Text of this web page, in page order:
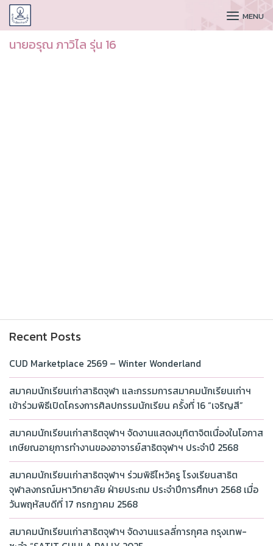
CUDAA MENU
นายอรุณ ภาวิไล รุ่น 16
Recent Posts
CUD Marketplace 2569 – Winter Wonderland
สมาคมนักเรียนเก่าสาธิตจุฬา และกรรมการสมาคมนักเรียนเก่าฯ
เข้าร่วมพิธีเปิดโครงการศิลปกรรมนักเรียน ครั้งที่ 16 “เจริญสี”
สมาคมนักเรียนเก่าสาธิตจุฬาฯ จัดงานแสดงมุทิตาจิตเนื่องในโอกาส
เกษียณอายุการทำงานของอาจารย์สาธิตจุฬาฯ ประจำปี 2568
สมาคมนักเรียนเก่าสาธิตจุฬาฯ ร่วมพิธีไหว้ครู โรงเรียนสาธิต
จุฬาลงกรณ์มหาวิทยาลัย ฝ่ายประถม ประจำปีการศึกษา 2568 เมื่อ
วันพฤหัสบดีที่ 17 กรกฎาคม 2568
สมาคมนักเรียนเก่าสาธิตจุฬาฯ จัดงานแรลลี่การกุศล กรุงเทพ-